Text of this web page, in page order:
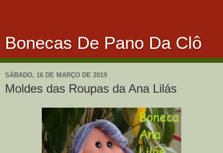
Bonecas De Pano Da Clô
SÁBADO, 16 DE MARÇO DE 2019
Moldes das Roupas da Ana Lilás